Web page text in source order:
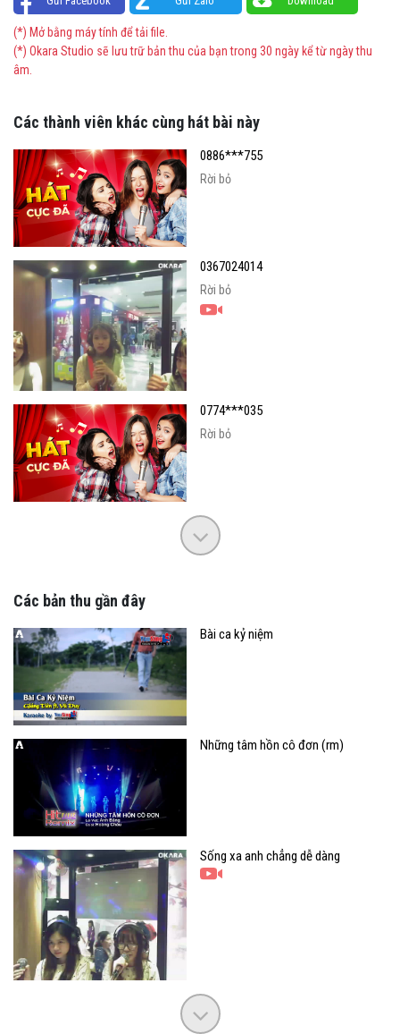
(*) Mở bằng máy tính để tải file.
(*) Okara Studio sẽ lưu trữ bản thu của bạn trong 30 ngày kể từ ngày thu
âm.
Các thành viên khác cùng hát bài này
0886***755
Rời bỏ
0367024014
Rời bỏ
0774***035
Rời bỏ
Các bản thu gần đây
Bài ca kỷ niệm
Những tâm hồn cô đơn (rm)
Sống xa anh chẳng dễ dàng